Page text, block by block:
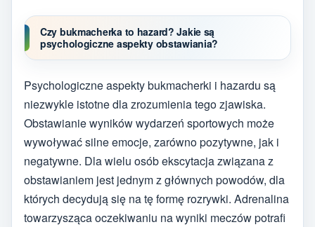
Czy bukmacherka to hazard? Jakie są
psychologiczne aspekty obstawiania?
Psychologiczne aspekty bukmacherki i hazardu są
niezwykle istotne dla zrozumienia tego zjawiska.
Obstawianie wyników wydarzeń sportowych może
wywoływać silne emocje, zarówno pozytywne, jak i
negatywne. Dla wielu osób ekscytacja związana z
obstawianiem jest jednym z głównych powodów, dla
których decydują się na tę formę rozrywki. Adrenalina
towarzysząca oczekiwaniu na wyniki meczów potrafi